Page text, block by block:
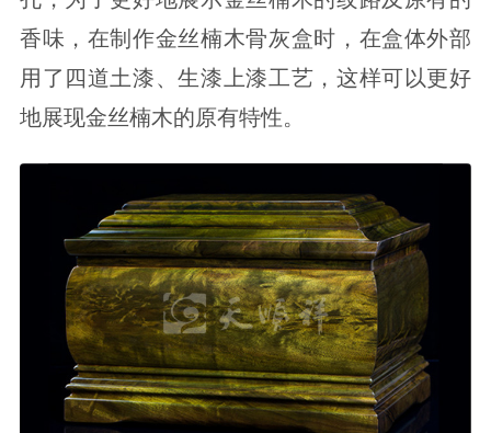
香味，在制作金丝楠木骨灰盒时，在盒体外部
用了四道土漆、生漆上漆工艺，这样可以更好
地展现金丝楠木的原有特性。